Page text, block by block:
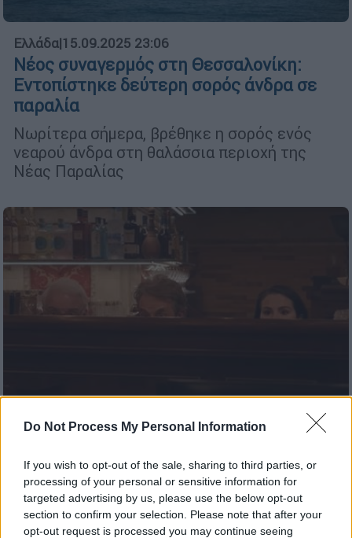
Do Not Process My Personal Information
If you wish to opt-out of the sale, sharing to third parties, or
processing of your personal or sensitive information for
targeted advertising by us, please use the below opt-out
section to confirm your selection. Please note that after your
opt-out request is processed you may continue seeing
Ελλάδα|15.09.2025 23:06
Νέος συναγερμός στη Θεσσαλονίκη:
Εντοπίστηκε δεύτερη σορός άνδρα σε
παραλία
Νωρίτερα σήμερα, βρέθηκε η σορός ενός
νεαρού άνδρα στη θαλάσσια περιοχή της
Νέας Παραλίας
Τηλεόραση|15.09.2025 23:00
Ο 5ος κύκλος του «Only Murders in the
Building» κάνει πρεμιέρα στο Disney+ με
μια νέα υπόθεση μυστηρίου